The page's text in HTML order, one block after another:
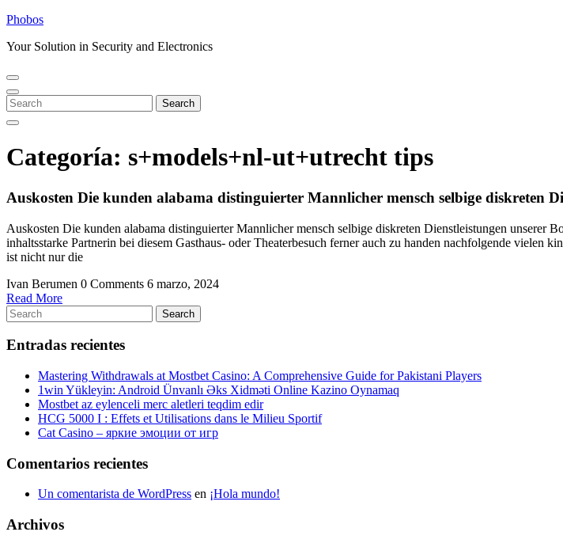
Skip
content
Phobos
Your Solution in Security and Electronics
Open
Menu
Close
Menu
Search
for:
Search
Categoría: s+models+nl-ut+utrecht tips
Auskosten Die kunden alabama distinguierter Mannlicher mensch selbige diskreten
Auskosten Die kunden alabama distinguierter Mannlicher mensch selbige diskreten Dienstleistungen unserer
inhaltsstarke Partnerin bei diesem Gasthaus- oder Theaterbesuch ferner auch zu handen nachfolgende
ist nicht nur die
Ivan Berumen 0 Comments 6 marzo, 2024
Read MoreRead
Search
for:
Search
Entradas recientes
Mastering Withdrawals at Mostbet Casino: A Comprehensive Guide for Pakistani Players
1win Yükleyin: Android Ünvanlı Əks Xidməti Online Kazino Oynamaq
Mostbet az eylenceli merc aletleri teqdim edir
HCG 5000 I : Effets et Utilisations dans le Milieu Sportif
Cat Casino – яркие эмоции от игр
Comentarios recientes
Un comentarista de WordPress en ¡Hola mundo!
Archivos